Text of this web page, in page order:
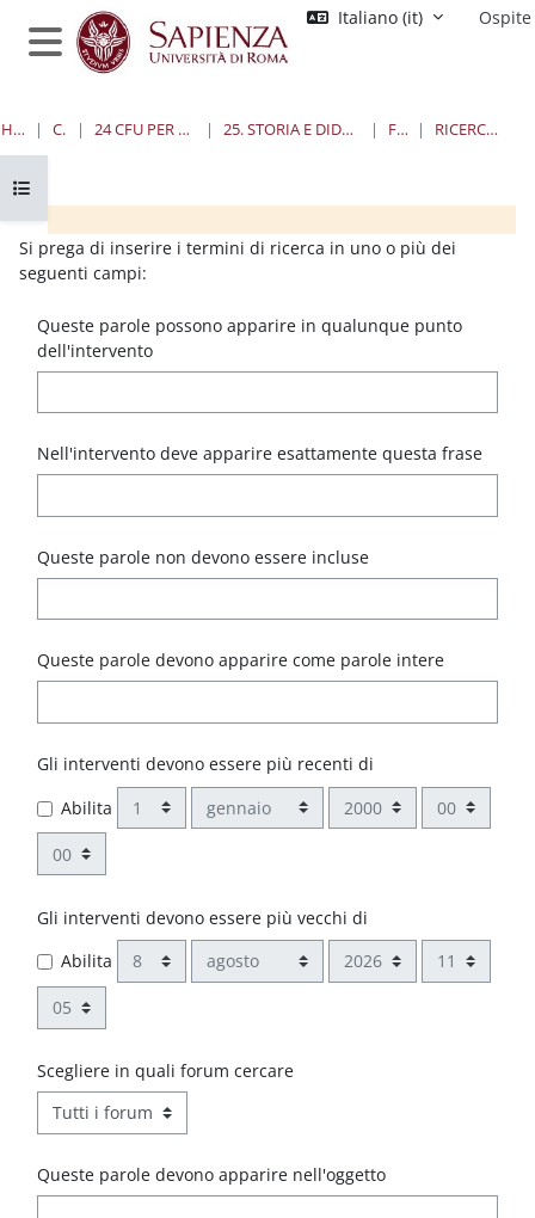
Vai al contenuto principale
Pannello laterale
Italiano ‎(it)‎ Ospite
Apri indice del corso
HOME CORSI 24 CFU PER L'INSEGNAMENTO 25. STORIA E DIDATTICA DELLA CHIMICA FORUM RICERCA AVANZATA
Blocchi
Blocchi
Blocchi
Blocchi
Si prega di inserire i termini di ricerca in uno o più dei
seguenti campi:
Queste parole possono apparire in qualunque punto
dell'intervento
Nell'intervento deve apparire esattamente questa frase
Queste parole non devono essere incluse
Queste parole devono apparire come parole intere
Gli interventi devono essere più recenti di
Abilita
Giorno Anno Ora
Minuto
Gli interventi devono essere più vecchi di
Abilita
Giorno Anno Ora
Minuto
Scegliere in quali forum cercare
Queste parole devono apparire nell'oggetto